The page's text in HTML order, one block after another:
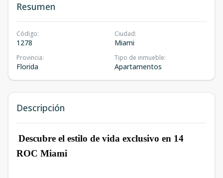
Resumen
Código:
1278
Ciudad:
Miami
Provincia:
Florida
Tipo de inmueble:
Apartamentos
Descripción
Descubre el estilo de vida exclusivo en 14
ROC Miami